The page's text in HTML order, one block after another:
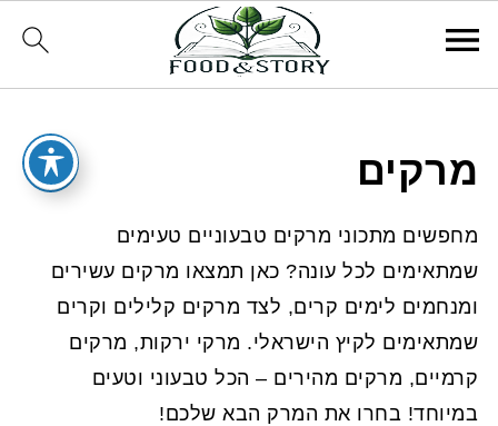
מרקים
מחפשים מתכוני מרקים טבעוניים טעימים
שמתאימים לכל עונה? כאן תמצאו מרקים עשירים
ומנחמים לימים קרים, לצד מרקים קלילים וקרים
שמתאימים לקיץ הישראלי. מרקי ירקות, מרקים
קרמיים, מרקים מהירים – הכל טבעוני וטעים
במיוחד! בחרו את המרק הבא שלכם!